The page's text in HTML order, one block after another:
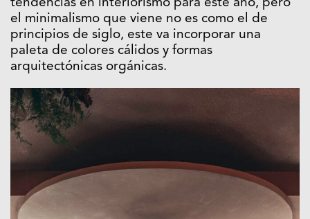
tendencias en interiorismo para este año, pero
el minimalismo que viene no es como el de
principios de siglo, este va incorporar una
paleta de colores cálidos y formas
arquitectónicas orgánicas.